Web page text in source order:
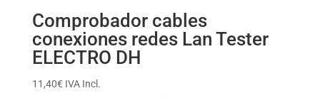
Comprobador cables
conexiones redes Lan Tester
ELECTRO DH
11,40€ IVA Incl.